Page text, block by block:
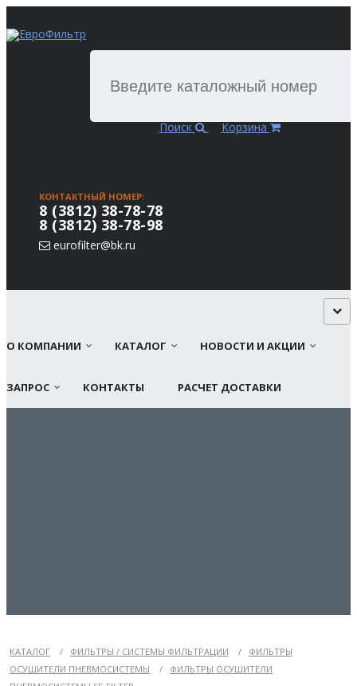
Поиск Корзина
КОНТАКТНЫЙ НОМЕР:
8 (3812) 38-78-78
8 (3812) 38-78-98
eurofilter@bk.ru
О КОМПАНИИ КАТАЛОГ НОВОСТИ И АКЦИИ
ЗАПРОС КОНТАКТЫ РАСЧЕТ ДОСТАВКИ
КАТАЛОГ / ФИЛЬТРЫ / СИСТЕМЫ ФИЛЬТРАЦИИ / ФИЛЬТРЫ
ОСУШИТЕЛИ ПНЕВМОСИСТЕМЫ / ФИЛЬТРЫ ОСУШИТЕЛИ